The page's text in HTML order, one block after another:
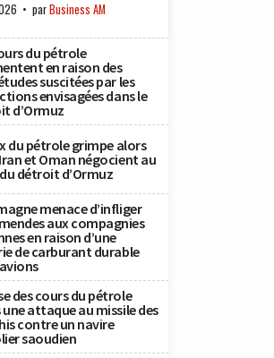
parBusiness AM
du pétrole
en raison des
suscitées par les
envisagées dans le
d’Ormuz
du pétrole grimpe alors
et Oman négocient au
détroit d’Ormuz
menace d’infliger
aux compagnies
en raison d’une
de carburant durable
des cours du pétrole
une attaque au missile des
contre un navire
saoudien